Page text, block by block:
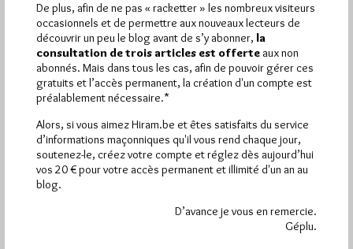
De plus, afin de ne pas « racketter » les nombreux visiteurs
occasionnels et de permettre aux nouveaux lecteurs de
découvrir un peu le blog avant de s’y abonner, la
consultation de trois articles est offerte aux non
abonnés. Mais dans tous les cas, afin de pouvoir gérer ces
gratuits et l’accès permanent, la création d'un compte est
préalablement nécessaire.*
Alors, si vous aimez Hiram.be et êtes satisfaits du service
d’informations maçonniques qu'il vous rend chaque jour,
soutenez-le, créez votre compte et réglez dès aujourd’hui
vos 20 € pour votre accès permanent et illimité d'un an au
blog.
D’avance je vous en remercie.
Géplu.